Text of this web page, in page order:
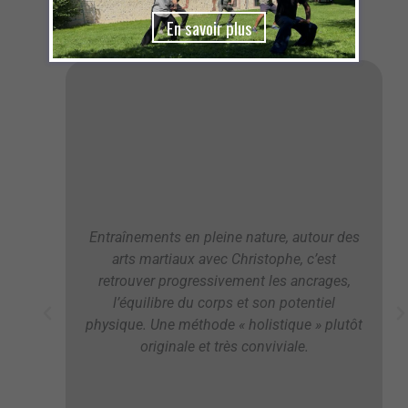
Entraînements en pleine nature, autour des
arts martiaux avec Christophe, c’est
retrouver progressivement les ancrages,
l’équilibre du corps et son potentiel
physique. Une méthode « holistique » plutôt
originale et très conviviale.
En savoir plus